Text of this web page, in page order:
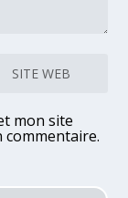
mon site